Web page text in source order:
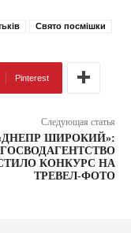
Свято посмішки
Pinterest
Следующая статья
ШИРОКИЙ»:
ГОСВОДАГЕНТСТВО
КОНКУРС НА
ТРЕВЕЛ-ФОТО